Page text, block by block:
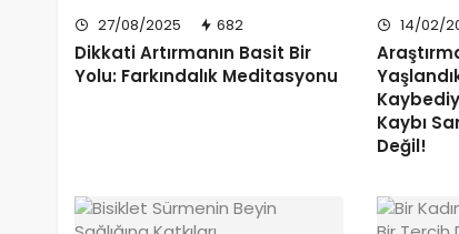
27/08/2025 682
Dikkati Artırmanın Basit Bir
Yolu: Farkındalık Meditasyonu
14/02/
Kaybı
Değil!